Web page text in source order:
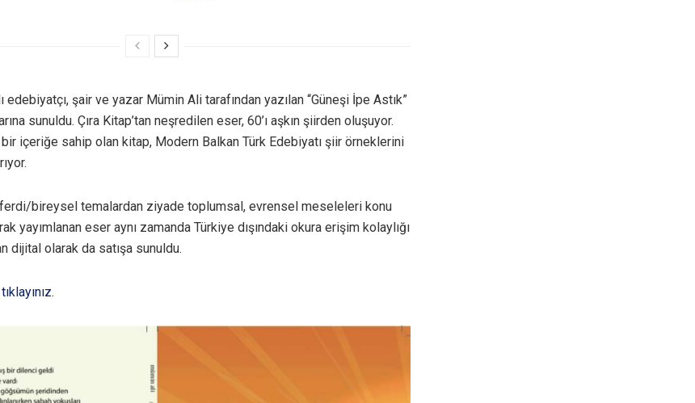
edebiyatçı, şair ve yazar Mümin Ali tarafından yazılan “Güneşi İpe Astık”
sunuldu. Çıra Kitap’tan neşredilen eser, 60’ı aşkın şiirden oluşuyor.
içeriğe sahip olan kitap, Modern Balkan Türk Edebiyatı şiir örneklerini
bireysel temalardan ziyade toplumsal, evrensel meseleleri konu
yayımlanan eser aynı zamanda Türkiye dışındaki okura erişim kolaylığı
dijital olarak da satışa sunuldu.
tıklayınız.